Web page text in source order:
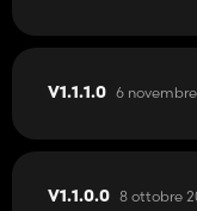
V1.1.1.0 6
V1.1.0.0 8 ottobre